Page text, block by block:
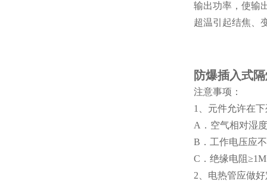
输出功率，使输
超温引起结焦、
防爆插入式
注意事项：
1、元件允许在
A．空气相对湿
B．工作电压应
C．绝缘电阻
2、电热管应做